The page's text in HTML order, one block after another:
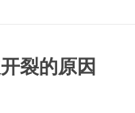
裂的原因